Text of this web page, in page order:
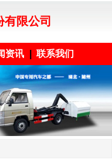
限公司
资讯 联系我们